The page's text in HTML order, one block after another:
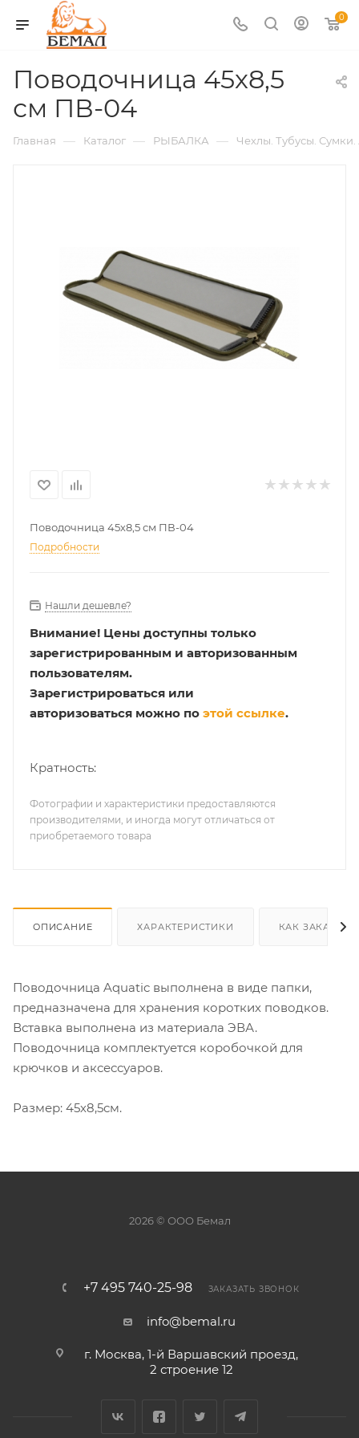
0
Поводочница 45х8,5
см ПВ-04
Главная — Каталог — РЫБАЛКА — Чехлы. Тубусы.
Поводочница 45х8,5 см ПВ-04
Подробности
Нашли дешевле?
Внимание! Цены доступны только
зарегистрированным и авторизованным
пользователям.
Зарегистрироваться или
авторизоваться можно по этой ссылке.
Кратность:
Фотографии и характеристики предоставляются
производителями, и иногда могут отличаться от
приобретаемого товара
ОПИСАНИЕ ХАРАКТЕРИСТИКИ КАК ЗАКАЗАТЬ
Поводочница Aquatic выполнена в виде папки,
предназначена для хранения коротких поводков.
Вставка выполнена из материала ЭВА.
Поводочница комплектуется коробочкой для
крючков и аксессуаров.
Размер: 45х8,5см.
2026 © ООО Бемал
+7 495 740-25-98 ЗАКАЗАТЬ ЗВОНОК
info@bemal.ru
г. Москва, 1-й Варшавский проезд,
2 строение 12